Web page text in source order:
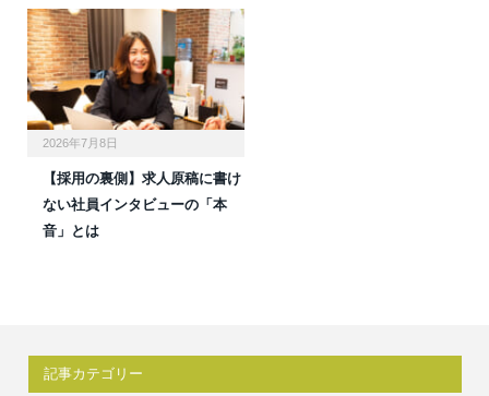
2026年7月8日
【採用の裏側】求人原稿に書け
ない社員インタビューの「本
音」とは
記事カテゴリー